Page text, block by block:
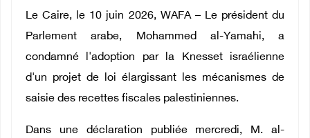
Le Caire, le 10 juin 2026, WAFA – Le président du
Parlement arabe, Mohammed al-Yamahi, a
condamné l'adoption par la Knesset israélienne
d'un projet de loi élargissant les mécanismes de
saisie des recettes fiscales palestiniennes.
Dans une déclaration publiée mercredi, M. al-